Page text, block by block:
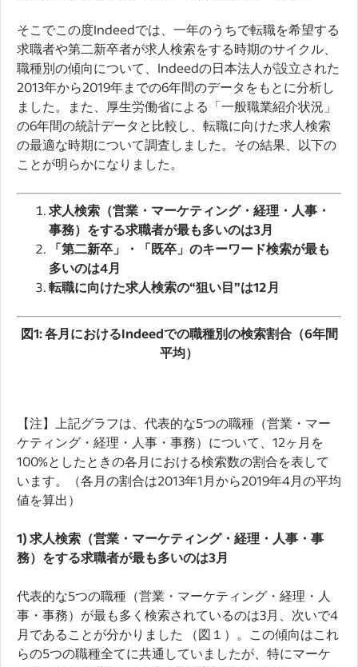
そこでこの度Indeedでは、一年のうちで転職を希望する
求職者や第二新卒者が求人検索をする時期のサイクル、
職種別の傾向について、Indeedの日本法人が設立された
2013年から2019年までの6年間のデータをもとに分析し
ました。また、厚生労働省による「一般職業紹介状況」
の6年間の統計データと比較し、転職に向けた求人検索
の最適な時期について調査しました。その結果、以下の
ことが明らかになりました。
求人検索（営業・マーケティング・経理・人事・
事務）をする求職者が最も多いのは3月
「第二新卒」・「既卒」のキーワード検索が最も
多いのは4月
転職に向けた求人検索の“狙い目”は12月
図1:各月におけるIndeedでの職種別の検索割合（6年間
平均）
【注】上記グラフは、代表的な5つの職種（営業・マー
ケティング・経理・人事・事務）について、12ヶ月を
100%としたときの各月における検索数の割合を表して
います。（各月の割合は2013年1月から2019年4月の平均
値を算出）
1) 求人検索（営業・マーケティング・経理・人事・事
務）をする求職者が最も多いのは3月
代表的な5つの職種（営業・マーケティング・経理・人
事・事務）が最も多く検索されているのは3月、次いで4
月であることが分かりました （図１）。この傾向はこれ
らの5つの職種全てに共通していましたが、特にマーケ